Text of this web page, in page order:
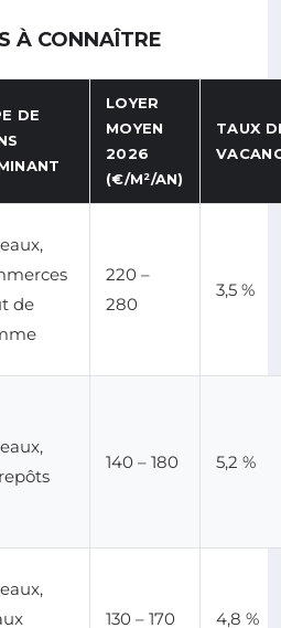
À CONNAÎTRE
DE
LOYER
MOYEN
2026
(€/M²/AN)
TAUX
de
220 –
280
3,5 %
140 – 180 5,2 %
130 – 170 4,8 %